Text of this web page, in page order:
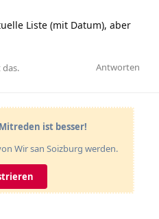
Liste (mit Datum), aber
Antworten
das.
ist besser!
Wir san Soizburg werden.